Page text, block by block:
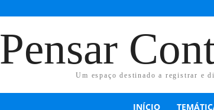
Pensar
Um espaço destinado a registrar e
INÍCIO